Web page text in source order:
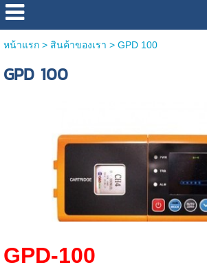
หน้าแรก> สินค้าของเรา > GPD 100
GPD 100
GPD-100